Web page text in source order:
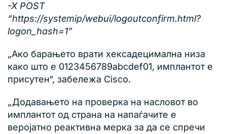
-X POST
“https://systemip/webui/logoutconfirm.html?
logon_hash=1”
„Ако барањето врати хексадецимална низа
како што е 0123456789abcdef01, имплантот е
присутен“, забележа Cisco.
„Додавањето на проверка на насловот во
имплантот од страна на напаѓачите е
веројатно реактивна мерка за да се спречи